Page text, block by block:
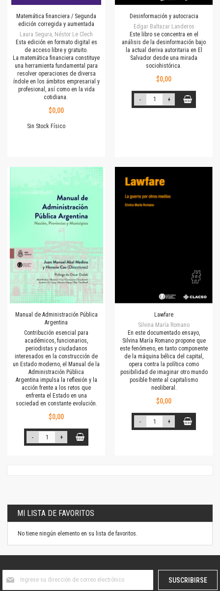
Matemática financiera / Segunda
edición corregida y aumentada
Laura Segura, Néstor Le Clech
Esta edición en formato digital es
de acceso libre y gratuito.
La matemática financiera constituye
una herramienta fundamental para
resolver operaciones de diversa
índole en los ámbitos empresarial y
profesional, así como en la vida
cotidiana.
$0,00
Sin Stock Físico
Desinformación y autocracia
Edgar Baltazar Landeros
Este libro se concentra en el
análisis de la desinformación bajo
la actual deriva autoritaria en El
Salvador desde una mirada
sociohistórica.
$0,00
- +
Manual de Administración Pública
Argentina
Contribución esencial para
académicos, funcionarios,
periodistas y ciudadanos
interesados en la construcción de
un Estado moderno, el Manual de la
Administración Pública
Argentina impulsa la reflexión y la
acción frente a los retos que
enfrenta el Estado en una
sociedad en constante evolución.
$0,00
- +
Lawfare
Silvina María Romano
En este documentado ensayo,
Silvina María Romano propone que
este fenómeno, en tanto componente
de la máquina bélica del capital,
opera contra la política como
posibilidad de imaginar otro mundo
posible frente al capitalismo
neoliberal.
$0,00
- +
MI LISTA DE FAVORITOS
No tiene ningún elemento en su lista de favoritos.
boletín
SUSCRIBIRSE